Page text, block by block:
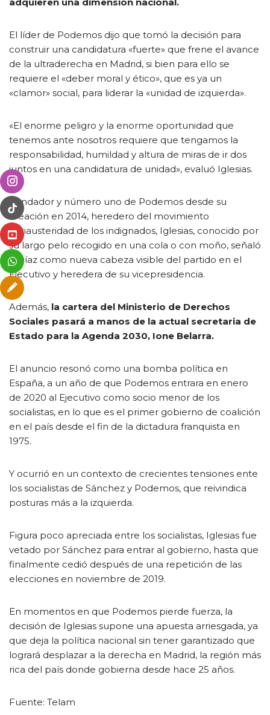
El líder de Podemos dijo que tomó la decisión para
construir una candidatura «fuerte» que frene el avance
de la ultraderecha en Madrid, si bien para ello se
requiere el «deber moral y ético», que es ya un
«clamor» social, para liderar la «unidad de izquierda».
«El enorme peligro y la enorme oportunidad que
tenemos ante nosotros requiere que tengamos la
responsabilidad, humildad y altura de miras de ir dos
juntos en una candidatura de unidad», evaluó Iglesias.
Fundador y número uno de Podemos desde su
creación en 2014, heredero del movimiento
antiausteridad de los indignados, Iglesias, conocido por
su largo pelo recogido en una cola o con moño, señaló
a Díaz como nueva cabeza visible del partido en el
Ejecutivo y heredera de su vicepresidencia.
Además, la cartera del Ministerio de Derechos
Sociales pasará a manos de la actual secretaria de
Estado para la Agenda 2030, Ione Belarra.
El anuncio resonó como una bomba política en
España, a un año de que Podemos entrara en enero
de 2020 al Ejecutivo como socio menor de los
socialistas, en lo que es el primer gobierno de coalición
en el país desde el fin de la dictadura franquista en
1975.
Y ocurrió en un contexto de crecientes tensiones ente
los socialistas de Sánchez y Podemos, que reivindica
posturas más a la izquierda.
Figura poco apreciada entre los socialistas, Iglesias fue
vetado por Sánchez para entrar al gobierno, hasta que
finalmente cedió después de una repetición de las
elecciones en noviembre de 2019.
En momentos en que Podemos pierde fuerza, la
decisión de Iglesias supone una apuesta arriesgada, ya
que deja la política nacional sin tener garantizado que
logrará desplazar a la derecha en Madrid, la región más
rica del país donde gobierna desde hace 25 años.
Fuente: Telam